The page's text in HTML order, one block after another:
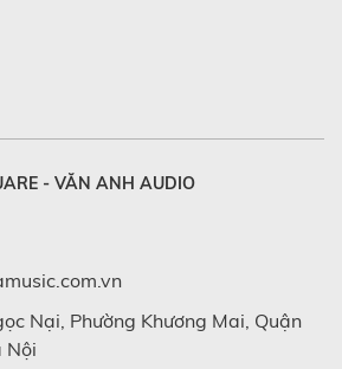
- VĂN ANH AUDIO
Nại, Phường Khương Mai, Quận
Nội